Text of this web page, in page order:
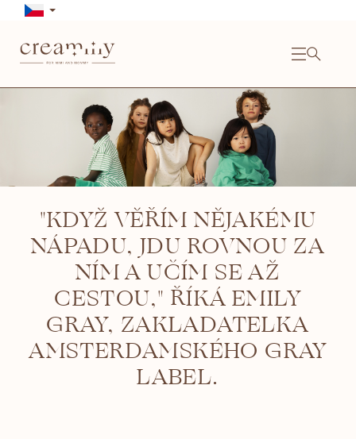
Přejít
"KDYŽ VĚŘÍM NĚJAKÉMU
NÁPADU, JDU ROVNOU ZA
NÍM A UČÍM SE AŽ
CESTOU," ŘÍKÁ EMILY
GRAY, ZAKLADATELKA
AMSTERDAMSKÉHO GRAY
LABEL.